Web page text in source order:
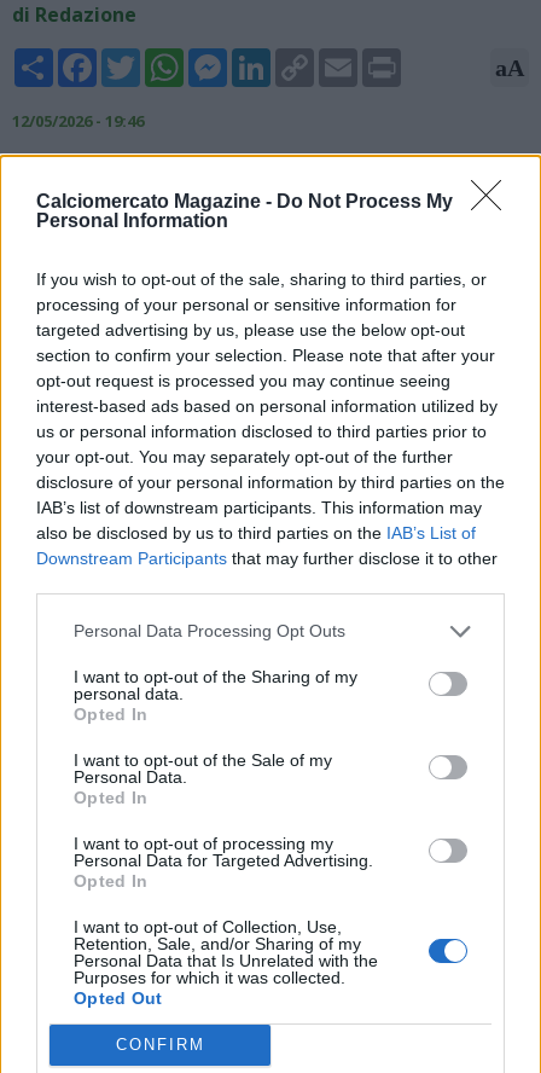
Calciomercato Magazine - Do Not Process My
Personal Information
If you wish to opt-out of the sale, sharing to third parties, or
processing of your personal or sensitive information for
targeted advertising by us, please use the below opt-out
section to confirm your selection. Please note that after your
opt-out request is processed you may continue seeing
interest-based ads based on personal information utilized by
us or personal information disclosed to third parties prior to
your opt-out. You may separately opt-out of the further
disclosure of your personal information by third parties on the
IAB’s list of downstream participants. This information may
also be disclosed by us to third parties on the IAB’s List of
Downstream Participants that may further disclose it to other
Personal Data Processing Opt Outs
I want to opt-out of the Sharing of my
personal data.
Opted In
I want to opt-out of the Sale of my
Personal Data.
Opted In
I want to opt-out of processing my
Personal Data for Targeted Advertising.
Opted In
I want to opt-out of Collection, Use,
Retention, Sale, and/or Sharing of my
Personal Data that Is Unrelated with the
Purposes for which it was collected.
Opted Out
CONFIRM
di Redazione
Share FacebookTwitterWhatsAppMessengerLinkedInCopy
Link
Email aA
12/05/2026 - 19:46
alcuni dettagli sul futuro del diensoe azzurro Juan Jeus. Stando
a quanto riportato, infatti, l'addio di Juan Jesus al Napoli
estimatori: sulle sue tracce, infatti, ci sarebbero lo Sporting
Lisbona in Liga Portugal e anche l'Atletico Mineiro. Anche altri
club brasiliani sembrano essere sulle sue tracce, ma al
momento alcuna trattativa sembra essere in via di
definizione.
Il materiale (testo, foto e video) consultabile in questo portale è di nostra proprietà.
Alcune foto (screenshot) ed articoli presenti su "Calciomercato Magazine" sono in parte
giunti da internet, in quanto arrivati alla nostra attenzione attraverso regolari
comunicati stampa con immagini e testi allegati ed autorizzati alla pubblicazione, e
quindi valutati di pubblico dominio. Se i soggetti o gli autori avessero qualcosa in
contrario alla pubblicazione, non avranno che da segnalarlo alla redazione (indirizzo
email:redazione@napolimagazine.com), che provvederà prontamente alla rimozione.
"Calciomercato Magazine" non è una testata giornalistica, ma un sito di informazione di